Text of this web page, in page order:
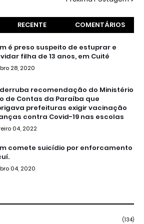
RECENTE COMENTÁRIOS
é preso suspeito de estuprar e
filha de 13 anos, em Cuité
28, 2020
recomendação do Ministério
de Contas da Paraíba que
prefeituras exigir vacinação
contra Covid-19 nas escolas
04, 2022
comete suicídio por enforcamento
04, 2020
(134)